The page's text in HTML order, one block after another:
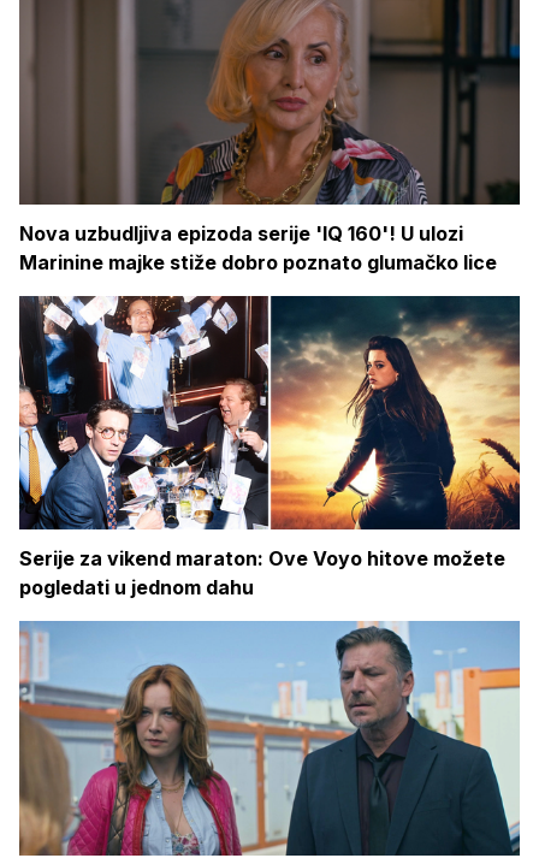
Nova uzbudljiva epizoda serije 'IQ 160'! U ulozi
Marinine majke stiže dobro poznato glumačko lice
Serije za vikend maraton: Ove Voyo hitove možete
pogledati u jednom dahu